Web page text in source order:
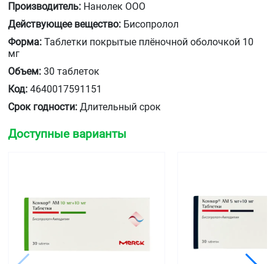
Производитель: Нанолек ООО
Действующее вещество: Бисопролол
Форма: Таблетки покрытые плёночной оболочкой 10
мг
Объем: 30 таблеток
Код: 4640017591151
Срок годности: Длительный срок
Доступные варианты